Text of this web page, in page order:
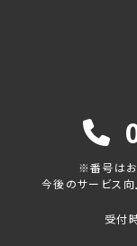
※番号はお
今後のサービス向
受付